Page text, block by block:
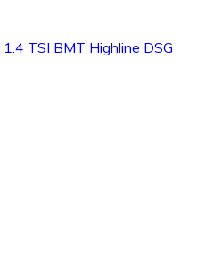
TSI BMT Highline DSG